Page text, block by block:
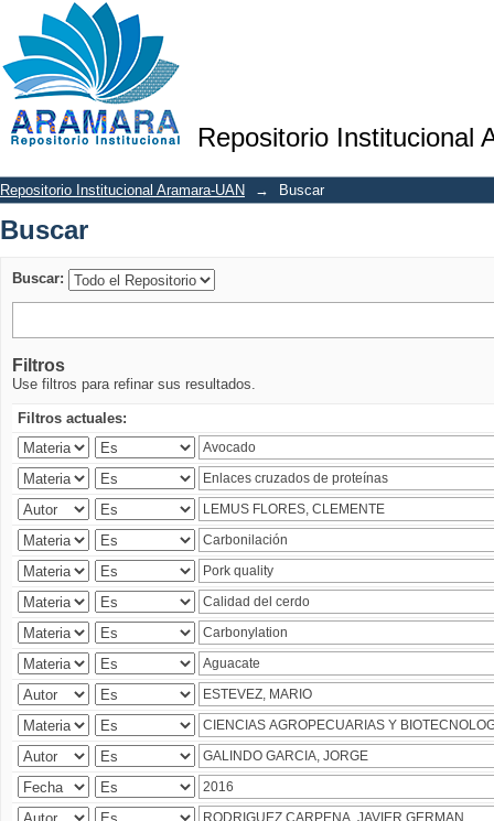
Repositorio Institucional
Buscar
Repositorio Institucional Aramara-UAN → Buscar
Buscar
Buscar:
Filtros
Use filtros para refinar sus resultados.
Filtros actuales: